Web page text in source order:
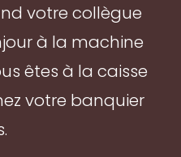
votre collègue
à la machine
êtes à la caisse
votre banquier